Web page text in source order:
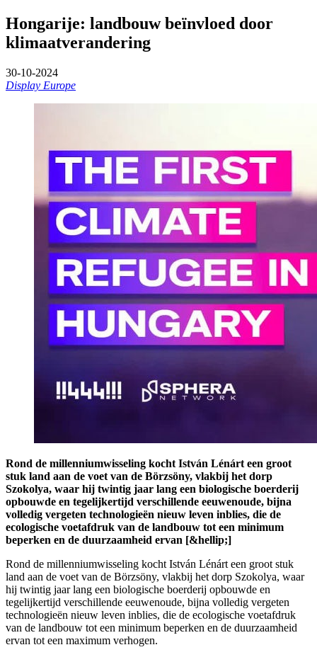
Hongarije: landbouw beïnvloed door
klimaatverandering
30-10-2024
Display Europe
Rond de millenniumwisseling kocht István Lénárt een groot
stuk land aan de voet van de Börzsöny, vlakbij het dorp
Szokolya, waar hij twintig jaar lang een biologische boerderij
opbouwde en tegelijkertijd verschillende eeuwenoude, bijna
volledig vergeten technologieën nieuw leven inblies, die de
ecologische voetafdruk van de landbouw tot een minimum
beperken en de duurzaamheid ervan [&hellip;]
Rond de millenniumwisseling kocht István Lénárt een groot stuk
land aan de voet van de Börzsöny, vlakbij het dorp Szokolya, waar
hij twintig jaar lang een biologische boerderij opbouwde en
tegelijkertijd verschillende eeuwenoude, bijna volledig vergeten
technologieën nieuw leven inblies, die de ecologische voetafdruk
van de landbouw tot een minimum beperken en de duurzaamheid
ervan tot een maximum verhogen.